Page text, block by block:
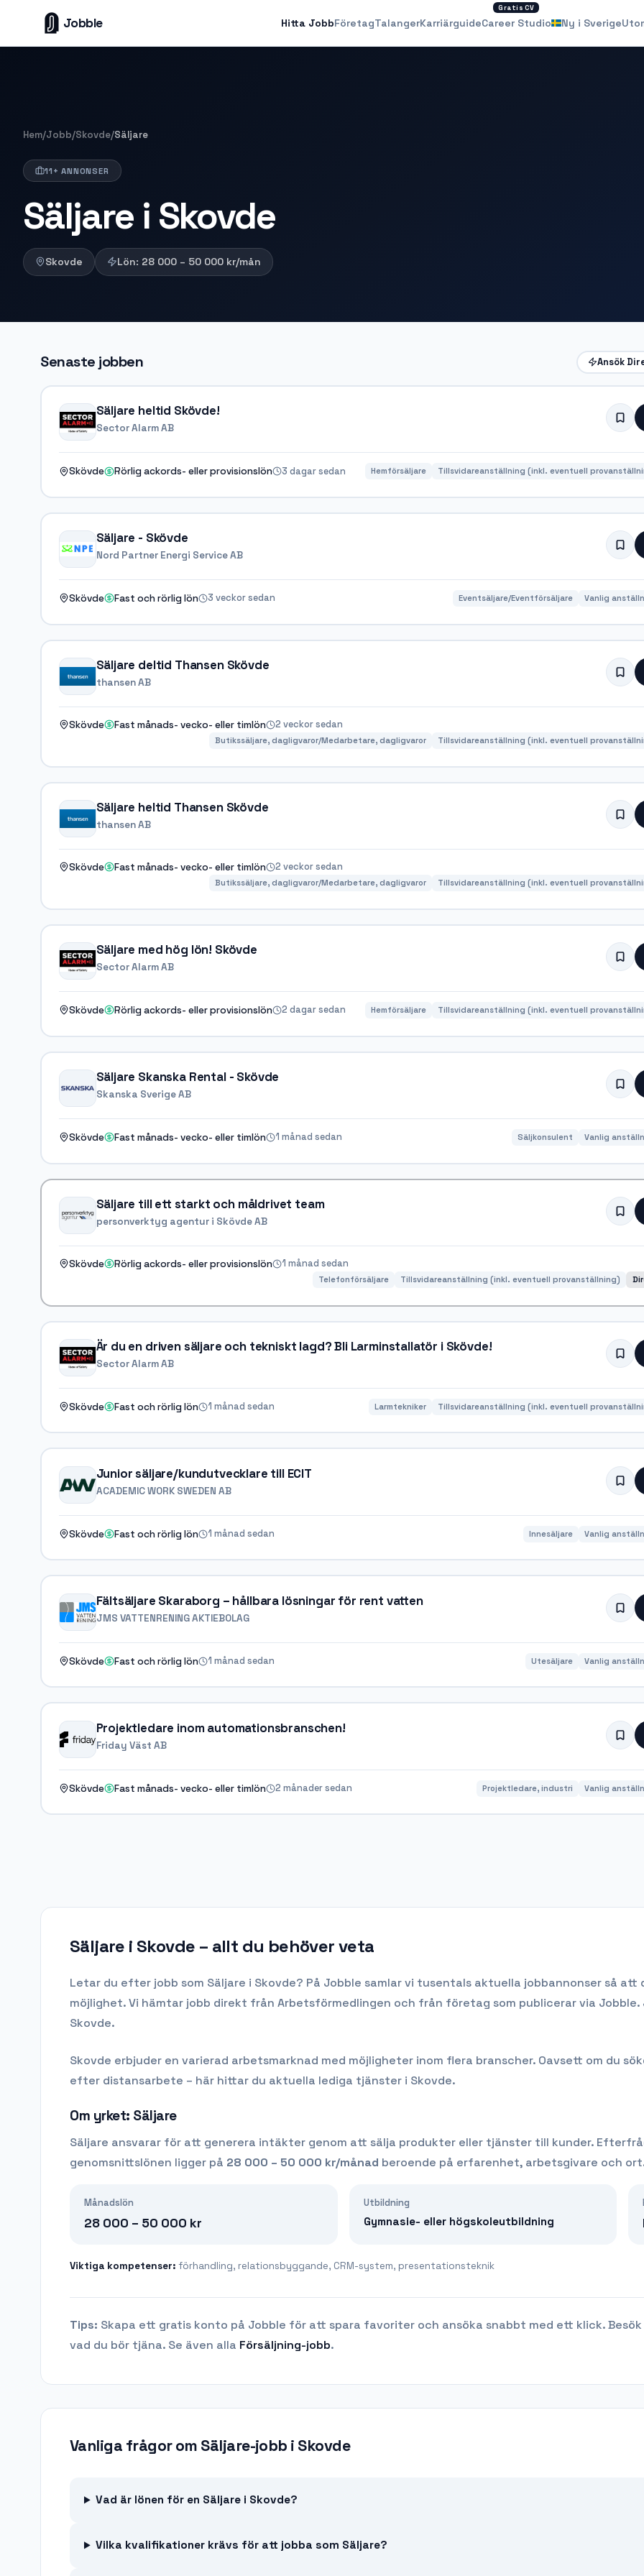
Jobble Hitta JobbFöretagTalangerKarriärguide
Gratis CV
Career Studio Ny i Sverige
Hem/Jobb/Skovde/Säljare
11+ ANNONSER
Säljare i Skovde
Skovde Lön: 28 000 – 50 000 kr/mån
Senaste jobben Ansök
Säljare heltid Skövde!
Sector Alarm AB
Skövde Rörlig ackords- eller provisionslön 3 dagar sedan Hemförsäljare Tillsvidareanställning (inkl. eventuell
Säljare - Skövde
Nord Partner Energi Service AB
Skövde Fast och rörlig lön 3 veckor sedan Eventsäljare/Eventförsäljare Vanlig
Säljare deltid Thansen Skövde
thansen AB
Skövde Fast månads- vecko- eller timlön 2 veckor sedan
Butikssäljare, dagligvaror/Medarbetare, dagligvaror Tillsvidareanställning (inkl. eventuell
Säljare heltid Thansen Skövde
thansen AB
Skövde Fast månads- vecko- eller timlön 2 veckor sedan
Butikssäljare, dagligvaror/Medarbetare, dagligvaror Tillsvidareanställning (inkl. eventuell
Säljare med hög lön! Skövde
Sector Alarm AB
Skövde Rörlig ackords- eller provisionslön 2 dagar sedan Hemförsäljare Tillsvidareanställning (inkl. eventuell
Säljare Skanska Rental - Skövde
Skanska Sverige AB
Skövde Fast månads- vecko- eller timlön 1 månad sedan Säljkonsulent Vanlig
Säljare till ett starkt och måldrivet team
personverktyg agentur i Skövde AB
Skövde Rörlig ackords- eller provisionslön 1 månad sedan
Telefonförsäljare Tillsvidareanställning (inkl. eventuell provanställning)
Är du en driven säljare och tekniskt lagd? Bli Larminstallatör i Skövde!
Sector Alarm AB
Skövde Fast och rörlig lön 1 månad sedan Larmtekniker Tillsvidareanställning (inkl. eventuell
Junior säljare/kundutvecklare till ECIT
ACADEMIC WORK SWEDEN AB
Skövde Fast och rörlig lön 1 månad sedan Innesäljare Vanlig
Fältsäljare Skaraborg – hållbara lösningar för rent vatten
JMS VATTENRENING AKTIEBOLAG
Skövde Fast och rörlig lön 1 månad sedan Utesäljare Vanlig
Projektledare inom automationsbranschen!
Friday Väst AB
Skövde Fast månads- vecko- eller timlön 2 månader sedan Projektledare, industri Vanlig
Säljare i Skovde – allt du behöver veta
Letar du efter jobb som Säljare i Skovde? På Jobble samlar vi tusentals aktuella jobbannonser så
möjlighet. Vi hämtar jobb direkt från Arbetsförmedlingen och från företag som publicerar via Jobble.
Skovde.
Skovde erbjuder en varierad arbetsmarknad med möjligheter inom flera branscher. Oavsett om du
efter distansarbete – här hittar du aktuella lediga tjänster i Skovde.
Om yrket: Säljare
Säljare ansvarar för att generera intäkter genom att sälja produkter eller tjänster till kunder.
genomsnittslönen ligger på 28 000 – 50 000 kr/månad beroende på erfarenhet, arbetsgivare och
Månadslön
28 000 – 50 000 kr
Utbildning
Gymnasie- eller högskoleutbildning
Viktiga kompetenser: förhandling, relationsbyggande, CRM-system, presentationsteknik
Tips: Skapa ett gratis konto på Jobble för att spara favoriter och ansöka snabbt med ett klick. Besök
vad du bör tjäna. Se även alla Försäljning-jobb.
Vanliga frågor om Säljare-jobb i Skovde
Vad är lönen för en Säljare i Skovde?
Vilka kvalifikationer krävs för att jobba som Säljare?